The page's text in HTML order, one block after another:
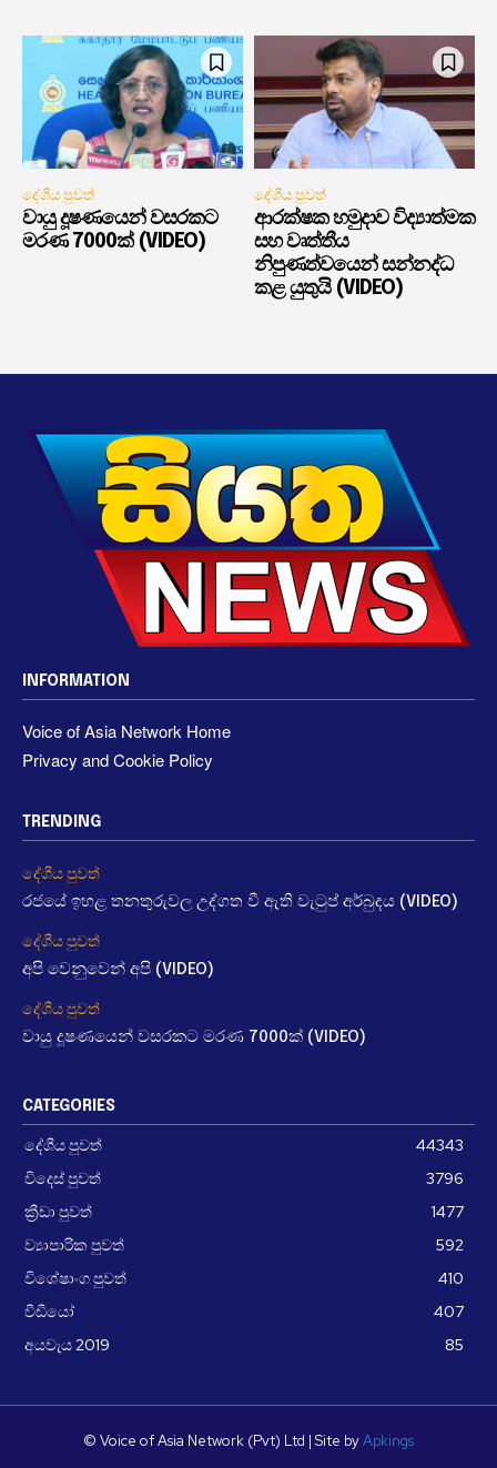
දේශීය පුවත්
වායු දූෂණයෙන් වසරකට
මරණ 7000ක් (VIDEO)
දේශීය පුවත්
ආරක්ෂක හමුදාව විද්‍යාත්මක
සහ වෘත්තීය
නිපුණත්වයෙන් සන්නද්ධ
කළ යුතුයි (VIDEO)
INFORMATION
Voice of Asia Network Home
Privacy and Cookie Policy
TRENDING
දේශීය පුවත්
රජයේ ඉහළ තනතුරුවල උද්ගත වී ඇති වැටුප් අර්බුදය (VIDEO)
දේශීය පුවත්
අපි වෙනුවෙන් අපි (VIDEO)
දේශීය පුවත්
වායු දූෂණයෙන් වසරකට මරණ 7000ක් (VIDEO)
CATEGORIES
දේශීය පුවත්
44343
විදෙස් පුවත්
3796
ක්‍රීඩා පුවත්
1477
ව්‍යාපාරික පුවත්
592
විශේෂාංග පුවත්
410
වීඩීයෝ
407
අයවැය 2019
85
© Voice of Asia Network (Pvt) Ltd | Site byApkings